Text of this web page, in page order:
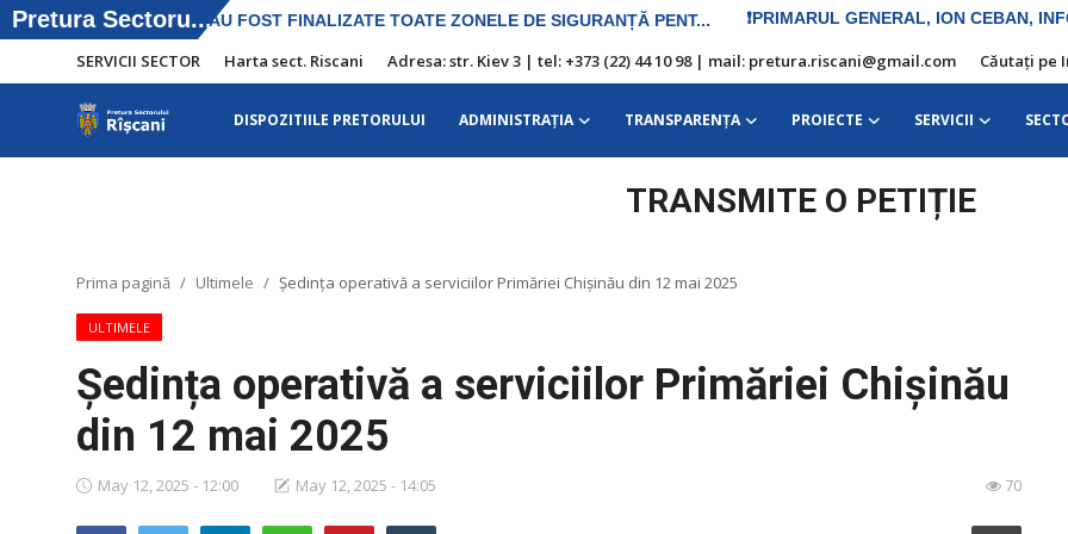
SERVICII SECTOR Harta sect. Riscani Adresa: str. Kiev 3 | tel: +373 (22) 44 10 98 | mail: pretura.riscani@gmail.com Căutați pe
DISPOZITIILE PRETORULUI ADMINISTRAŢIA TRANSPARENȚA PROIECTE SERVICII
Adresa: str. Kiev 3 | tel: +373 (22) 44 10
98 | mail: pretura.riscani@gmail.com
ADMINISTRAŢIA
Transparența
Proiecte
TRANSMITE O PETIȚIE
Prima pagină Ultimele Ședința operativă a serviciilor Primăriei Chișinău din 12 mai 2025
ULTIMELE
Ședința operativă a serviciilor Primăriei Chișinău
din 12 mai 2025
May 12, 2025 - 12:00 May 12, 2025 - 14:05 70